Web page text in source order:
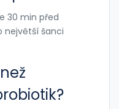
30 min před
největší šanci